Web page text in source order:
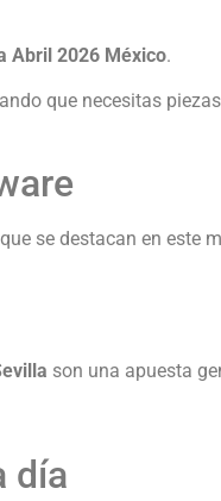
Abril 2026 México.
que necesitas
se destacan en este
son una apuesta
día